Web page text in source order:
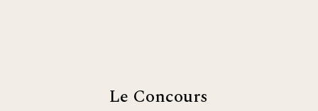
Le Concours